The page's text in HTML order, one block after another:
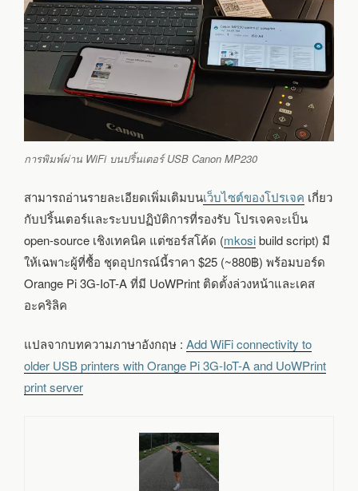
การพิมพ์ผ่าน WiFi บนปริ้นเตอร์ USB Canon MP230
สามารถอ่านรายละเอียดเพิ่มเติมบนเว็บไซต์ของโปรเจค เกี่ยว
กับปริ้นเตอร์และระบบปฏิบัติการที่รองรับ โปรเจคจะเป็น
open-source เชิงเทคนิค แต่ซอร์สโค้ด (mkosibuild script) มี
ให้เฉพาะผู้ที่ซื้อ ชุดอุปกรณ์นี้ราคา $25 (~880฿) พร้อมบอร์ด
Orange Pi 3G-IoT-A ที่มี UoWPrint ติดตั้งล่วงหน้าและเคส
อะคริลิค
แปลจากบทความภาษาอังกฤษ : Add WiFi connectivity to
older USB printers with Orange Pi 3G-IoT-A and UoWPrint
print server